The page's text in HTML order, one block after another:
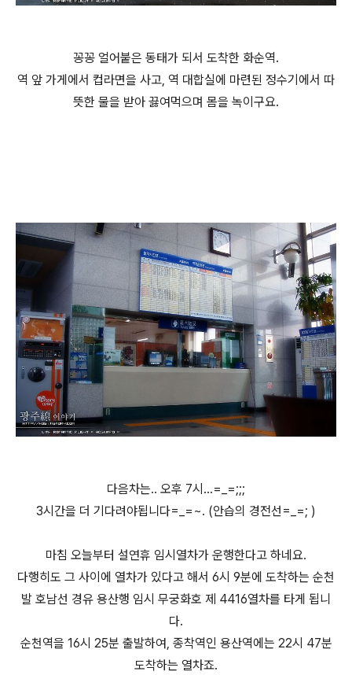
꽁꽁 얼어붙은 동태가 되서 도착한 화순역.
역 앞 가게에서 컵라면을 사고, 역 대합실에 마련된 정수기에서 따
뜻한 물을 받아 끓여먹으며 몸을 녹이구요.
다음차는.. 오후 7시...=_=;;;
3시간을 더 기다려야됩니다=_=~. (안습의 경전선=_=; )
마침 오늘부터 설연휴 임시열차가 운행한다고 하네요.
다행히도 그 사이에 열차가 있다고 해서 6시 9분에 도착하는 순천
발 호남선 경유 용산행 임시 무궁화호 제 4416열차를 타게 됩니
다.
순천역을 16시 25분 출발하여, 종착역인 용산역에는 22시 47분
도착하는 열차죠.